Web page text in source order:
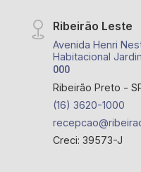
Ribeirão Leste
Avenida Henri
Habitacional
000
Ribeirão Preto -
(16) 3620-1000
Creci: 39573-J